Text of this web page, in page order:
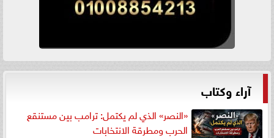
آراء وكتاب
«النصر» الذي لم يكتمل: ترامب بين مستنقع
الحرب ومطرقة الانتخابات